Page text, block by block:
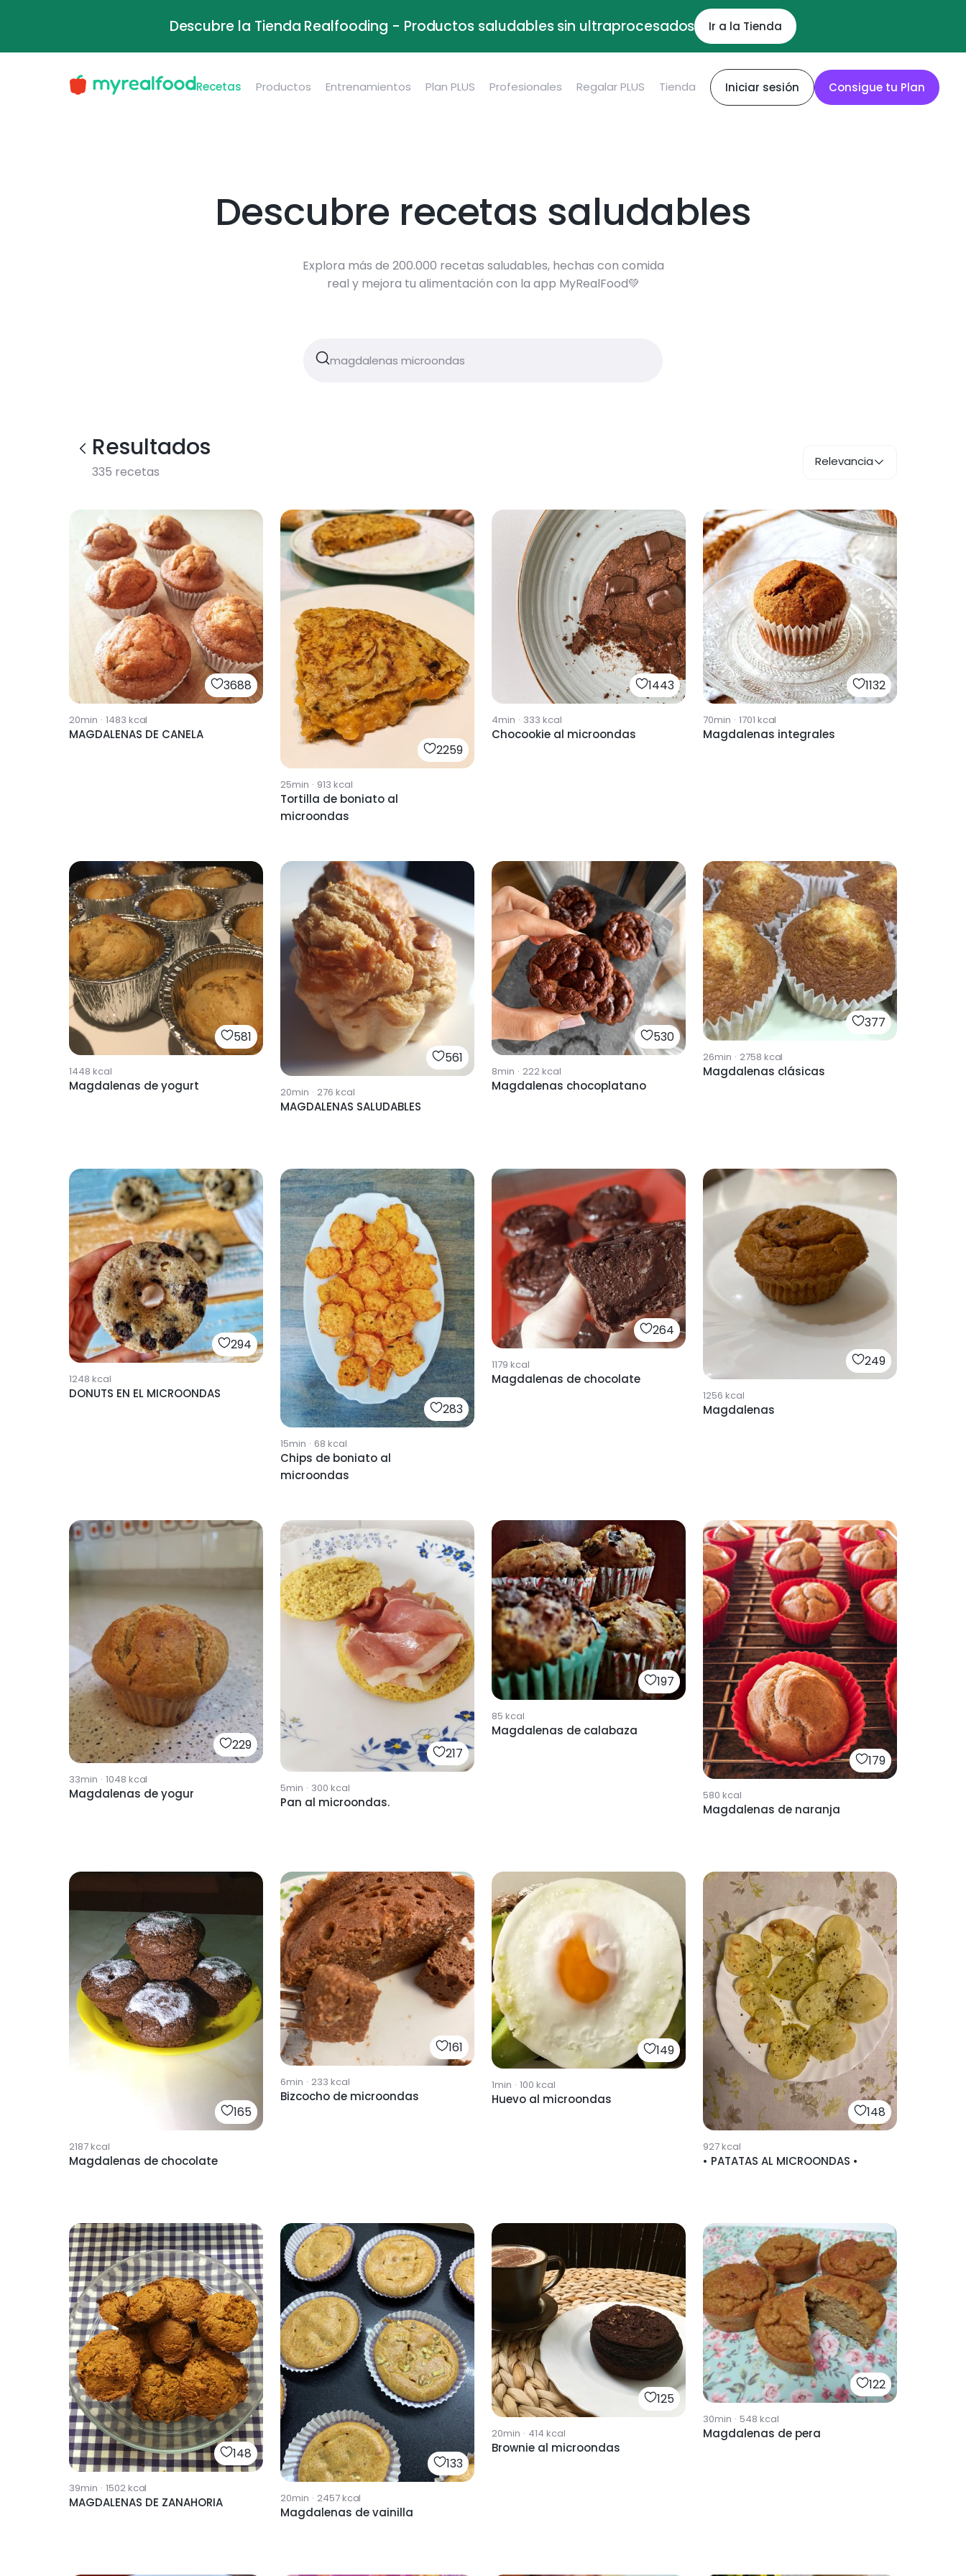
Descubre la Tienda Realfooding - Productos saludables sin ultraprocesados Ir a la Tienda
Recetas Productos Entrenamientos Plan PLUS Profesionales Regalar PLUS Tienda Iniciar sesión Consigue tu Plan
Descubre recetas saludables
Explora más de 200.000 recetas saludables, hechas con comida
real y mejora tu alimentación con la app MyRealFood💚
Resultados
335 recetas
Relevancia
3688
20min · 1483 kcal
MAGDALENAS DE CANELA
2259
25min · 913 kcal
Tortilla de boniato al
microondas
1443
4min · 333 kcal
Chocookie al microondas
1132
70min · 1701 kcal
Magdalenas integrales
581
1448 kcal
Magdalenas de yogurt
561
20min · 276 kcal
MAGDALENAS SALUDABLES
530
8min · 222kcal
Magdalenas chocoplatano
377
26min · 2758 kcal
Magdalenas clásicas
294
1248 kcal
DONUTS EN EL MICROONDAS
283
15min · 68 kcal
Chips de boniato al
microondas
264
1179 kcal
Magdalenas de chocolate
249
1256 kcal
Magdalenas
229
33min · 1048 kcal
Magdalenas de yogur
217
5min · 300 kcal
Pan al microondas.
197
85 kcal
Magdalenas de calabaza
179
580 kcal
Magdalenas de naranja
165
2187kcal
Magdalenas de chocolate
161
6min · 233 kcal
Bizcocho de microondas
149
1min · 100 kcal
Huevo al microondas
148
927kcal
• PATATAS AL MICROONDAS •
148
39min · 1502kcal
MAGDALENAS DE ZANAHORIA
133
20min · 2457kcal
Magdalenas de vainilla
125
20min · 414 kcal
Brownie al microondas
122
30min · 548 kcal
Magdalenas de pera